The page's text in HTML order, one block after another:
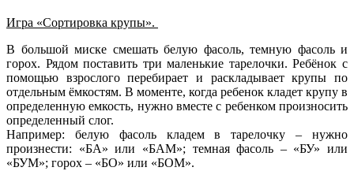
Игра «Сортировка крупы».
В большой миске смешать белую фасоль, темную фасоль и
горох. Рядом поставить три маленькие тарелочки. Ребёнок с
помощью взрослого перебирает и раскладывает крупы по
отдельным ёмкостям. В моменте, когда ребенок кладет крупу в
определенную емкость, нужно вместе с ребенком произносить
определенный слог.
Например: белую фасоль кладем в тарелочку – нужно
произнести: «БА» или «БАМ»; темная фасоль – «БУ» или
«БУМ»; горох – «БО» или «БОМ».